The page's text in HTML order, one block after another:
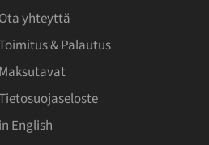
Ota yhteyttä
& Palautus
Maksutavat
in English